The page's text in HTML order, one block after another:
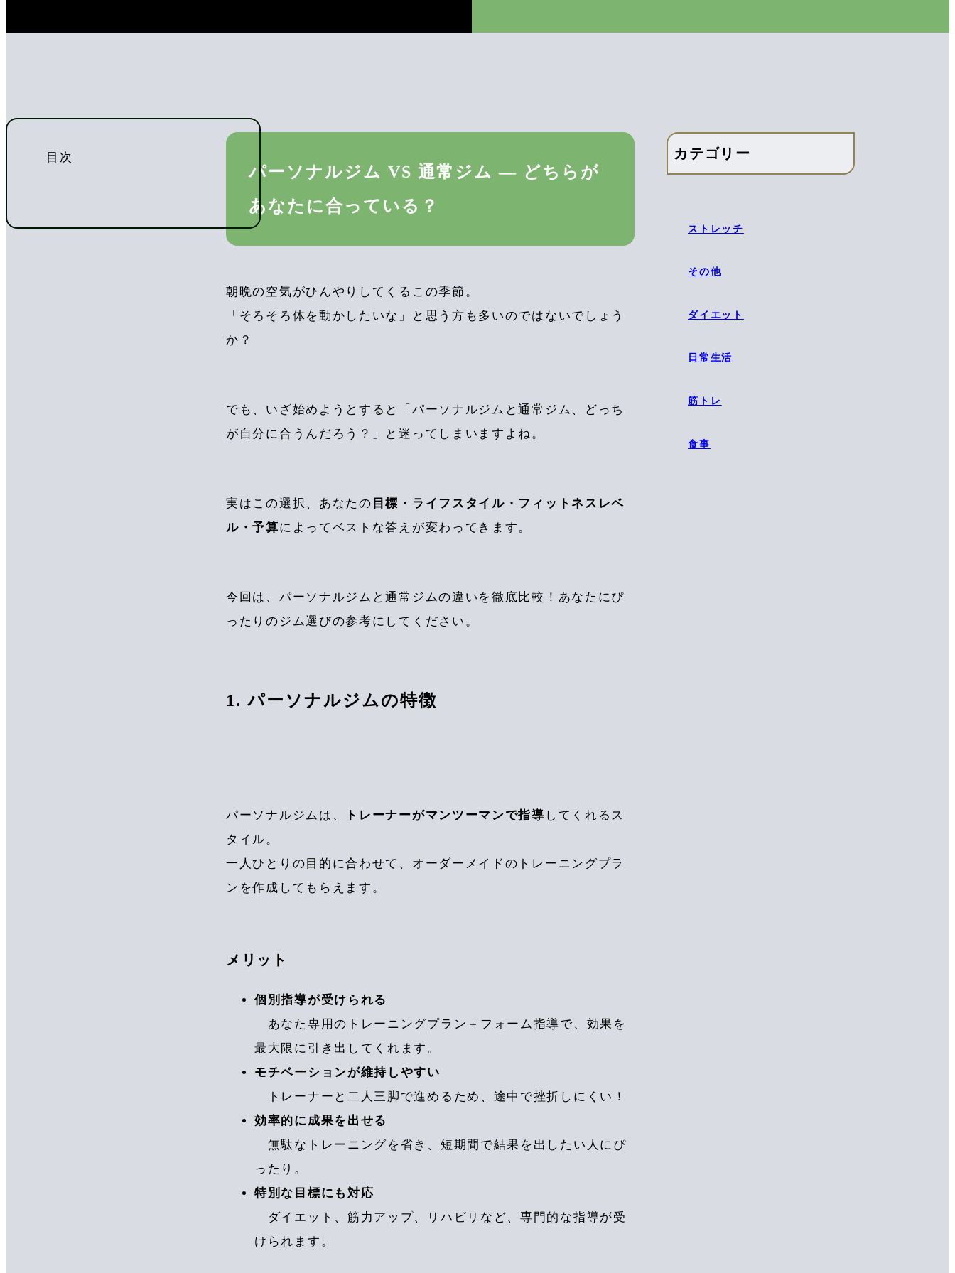
目次
パーソナルジム VS 通常ジム — どちらが
あなたに合っている？
朝晩の空気がひんやりしてくるこの季節。
「そろそろ体を動かしたいな」と思う方も多いのではないでしょう
か？
でも、いざ始めようとすると「パーソナルジムと通常ジム、どっち
が自分に合うんだろう？」と迷ってしまいますよね。
実はこの選択、あなたの 目標・ライフスタイル・フィットネスレベ
ル・予算によってベストな答えが変わってきます。
今回は、パーソナルジムと通常ジムの違いを徹底比較！あなたにぴ
ったりのジム選びの参考にしてください。
1. パーソナルジムの特徴
パーソナルジムは、 トレーナーがマンツーマンで指導 してくれるス
タイル。
一人ひとりの目的に合わせて、オーダーメイドのトレーニングプラ
ンを作成してもらえます。
メリット
個別指導が受けられる
あなた専用のトレーニングプラン＋フォーム指導で、効果を
最大限に引き出してくれます。
モチベーションが維持しやすい
トレーナーと二人三脚で進めるため、途中で挫折しにくい！
効率的に成果を出せる
無駄なトレーニングを省き、短期間で結果を出したい人にぴ
ったり。
特別な目標にも対応
ダイエット、筋力アップ、リハビリなど、専門的な指導が受
けられます。
カテゴリー
ストレッチ
その他
ダイエット
日常生活
筋トレ
食事